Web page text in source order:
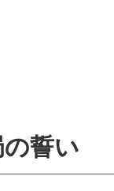
誓い